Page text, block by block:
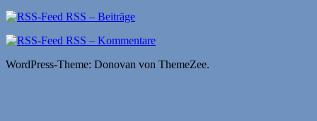
RSS – Beiträge
RSS – Kommentare
WordPress-Theme: Donovan von ThemeZee.